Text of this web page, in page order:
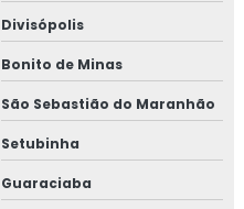
Divisópolis
Bonito de Minas
São Sebastião do Maranhão
Setubinha
Guaraciaba